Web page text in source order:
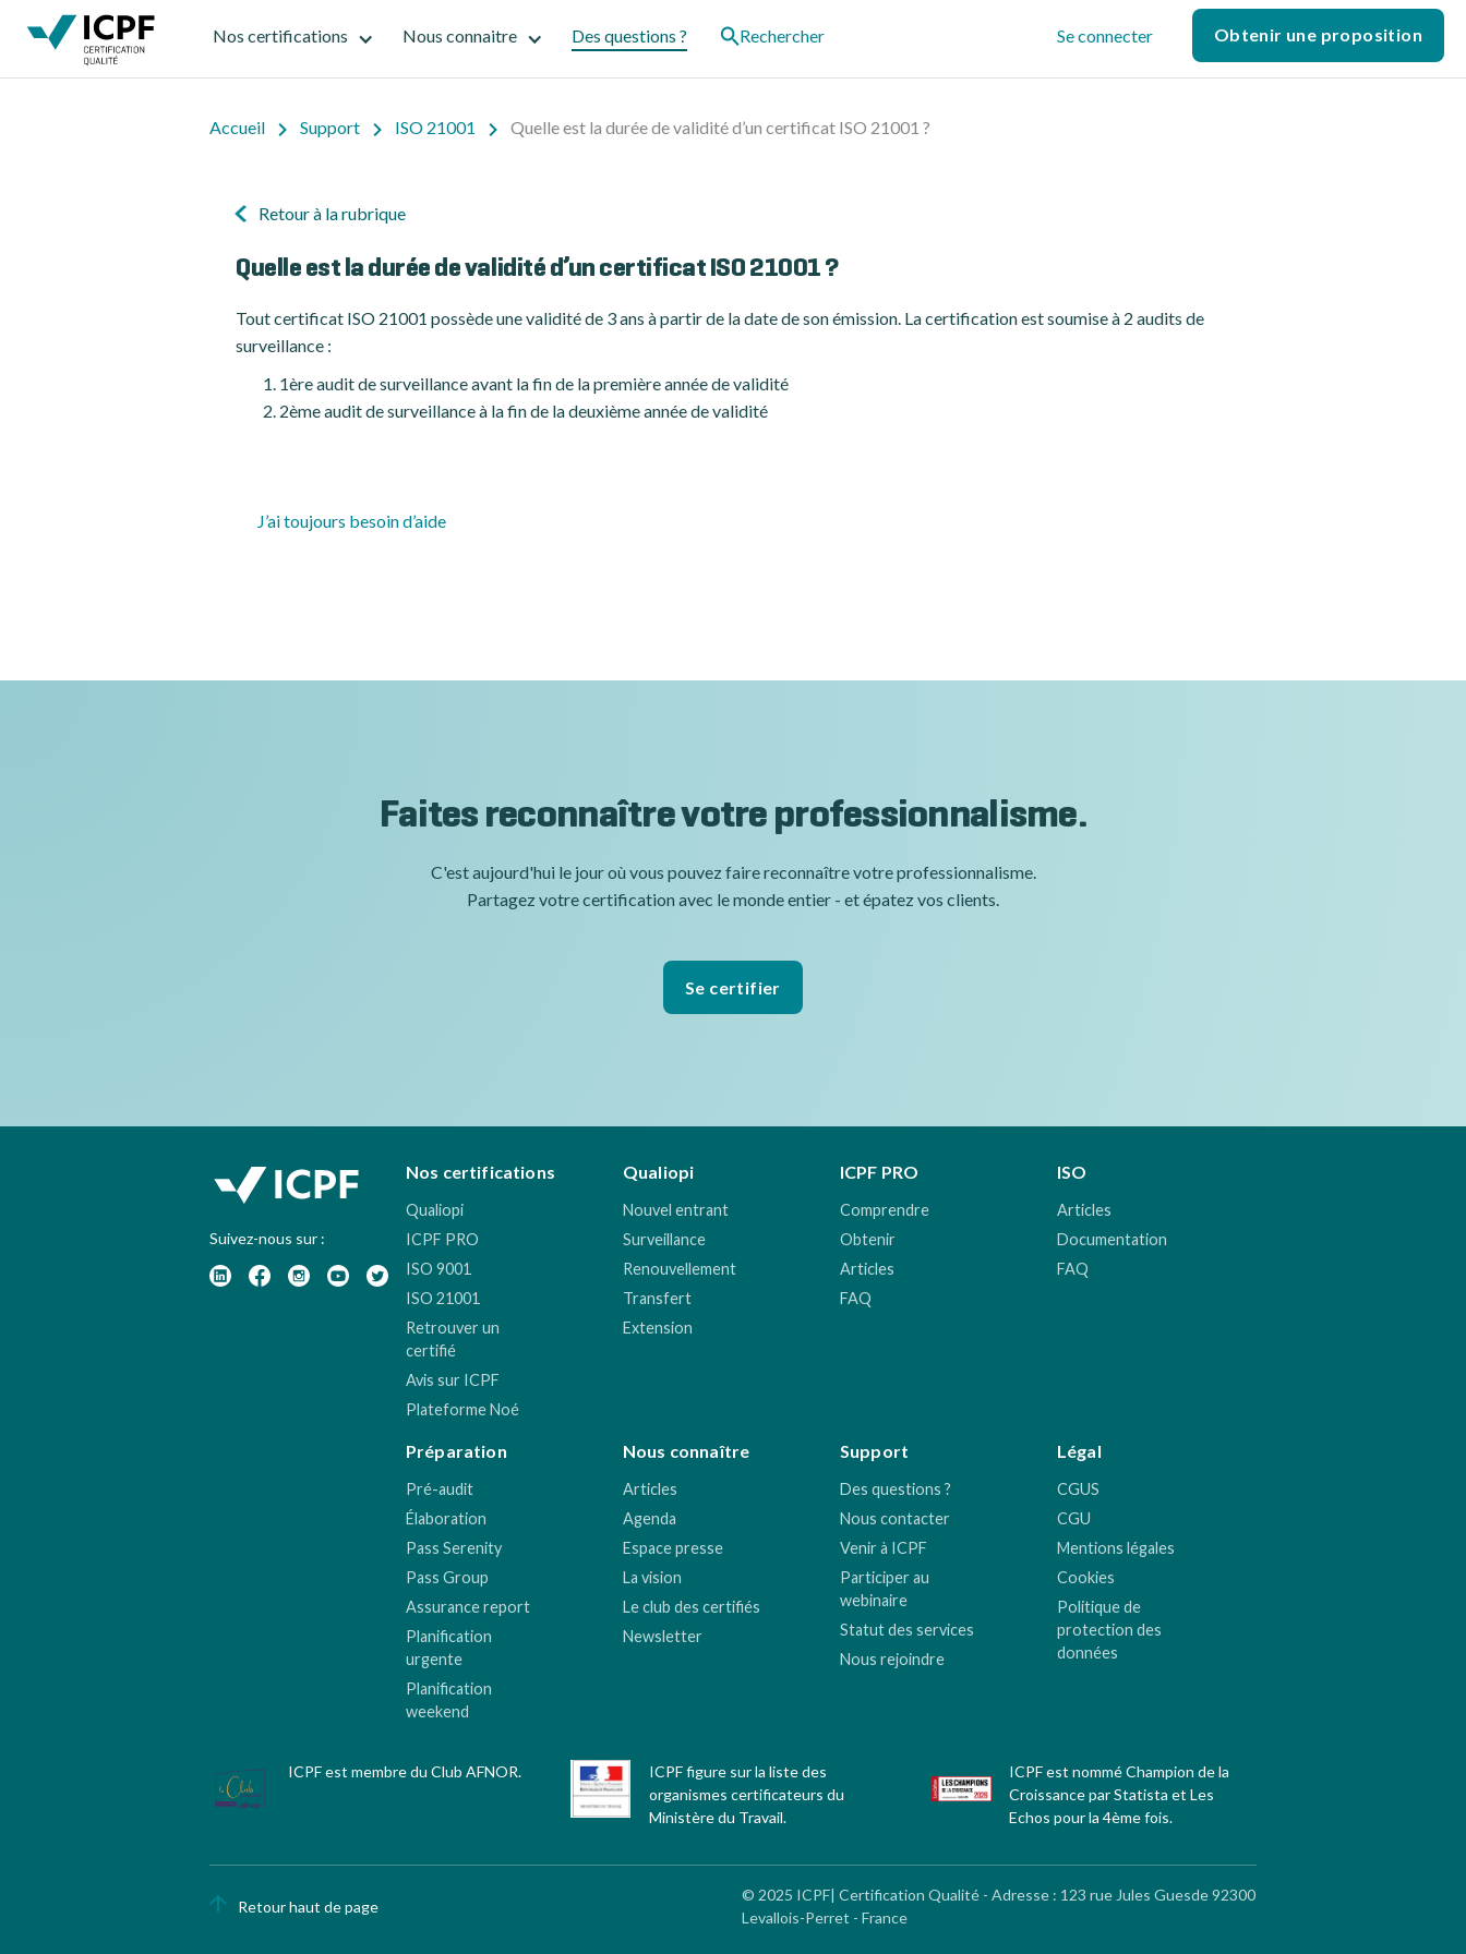
Nos certifications Nous connaitre Des questions ? Rechercher Se connecter Obtenir une proposition
Accueil Support ISO 21001 Quelle est la durée de validité d’un certificat ISO 21001 ?
Retour à la rubrique
Quelle est la durée de validité d’un certificat ISO 21001 ?
Tout certificat ISO 21001 possède une validité de 3 ans à partir de la date de son émission. La certification est soumise à 2 audits de
surveillance :
1ère audit de surveillance avant la fin de la première année de validité
2ème audit de surveillance à la fin de la deuxième année de validité
J’ai toujours besoin d’aide
Faites reconnaître votre professionnalisme.
C'est aujourd'hui le jour où vous pouvez faire reconnaître votre professionnalisme.
Partagez votre certification avec le monde entier - et épatez vos clients.
Se certifier
Suivez-nous sur :
Nos certifications
Qualiopi
ICPF PRO
ISO 9001
ISO 21001
Retrouver un
certifié
Avis sur ICPF
Plateforme Noé
Qualiopi
Nouvel entrant
Surveillance
Renouvellement
Transfert
Extension
ICPF PRO
Comprendre
Obtenir
Articles
FAQ
ISO
Articles
Documentation
FAQ
Préparation
Pré-audit
Élaboration
Pass Serenity
Pass Group
Assurance report
Planification
urgente
Planification
weekend
Nous connaître
Articles
Agenda
Espace presse
La vision
Le club des certifiés
Newsletter
Support
Des questions ?
Nous contacter
Venir à ICPF
Participer au
webinaire
Statut des services
Nous rejoindre
Légal
CGUS
CGU
Mentions légales
Cookies
Politique de
protection des
données
ICPF est membre du Club AFNOR.
ICPF figure sur la liste des
organismes certificateurs du
Ministère du Travail.
ICPF est nommé Champion de la
Croissance par Statista et Les
Echos pour la 4ème fois.
Retour haut de page
© 2025 ICPF| Certification Qualité - Adresse : 123 rue Jules Guesde 92300
Levallois-Perret - France